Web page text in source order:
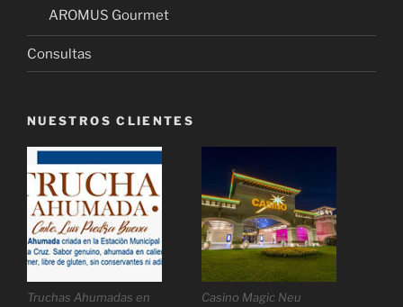
AROMUS Gourmet
Consultas
NUESTROS CLIENTES
Truchas Ahumadas en
Casino Magic Neu